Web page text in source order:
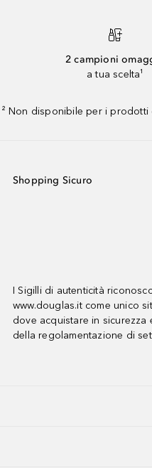
2 campioni
a tua scelta¹
disponibile per i prodotti
Shopping Sicuro
I Sigilli di autenticità
www.douglas.it come unico
dove acquistare in sicurezza
della regolamentazione di